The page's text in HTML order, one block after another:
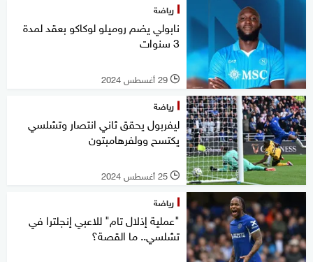
رياضة
نابولي يضم روميلو لوكاكو بعقد لمدة
3 سنوات
l 29 أغسطس 2024
رياضة
ليفربول يحقق ثاني انتصار وتشلسي
يكتسح وولفرهامبتون
l 25 أغسطس 2024
رياضة
"عملية إذلال تام" للاعبي إنجلترا في
تشلسي.. ما القصة؟